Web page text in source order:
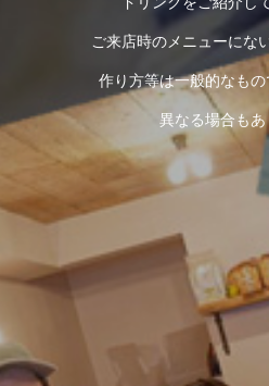
ご来店時のメニューにな
作り方等は一般的なも
異なる場合も